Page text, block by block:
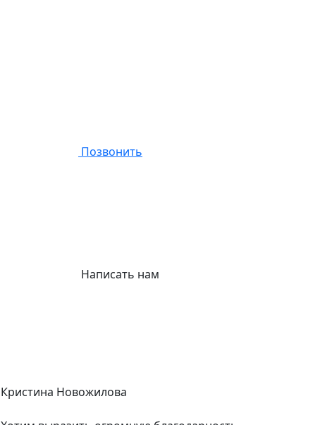
Позвонить
Написать нам
Кристина Новожилова